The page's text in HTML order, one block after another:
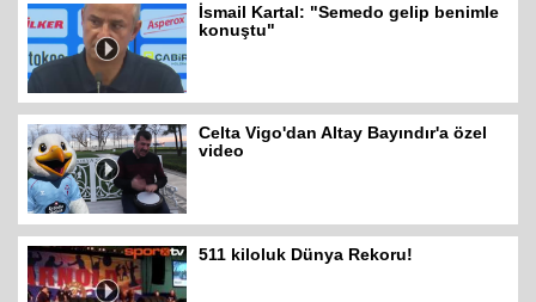
İsmail Kartal: "Semedo gelip benimle
konuştu"
Celta Vigo'dan Altay Bayındır'a özel
video
511 kiloluk Dünya Rekoru!